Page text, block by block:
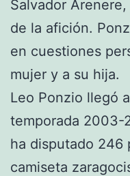
Salvador
de la afición.
en cuestiones
mujer y a su hija.
Leo Ponzio llegó
temporada 2003-
ha disputado 246
camiseta